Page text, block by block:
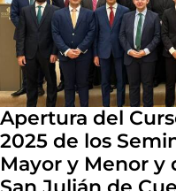
Apertura del
2025 de los
Mayor y Menor